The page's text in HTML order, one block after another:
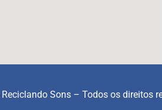
Sons – Todos os direitos